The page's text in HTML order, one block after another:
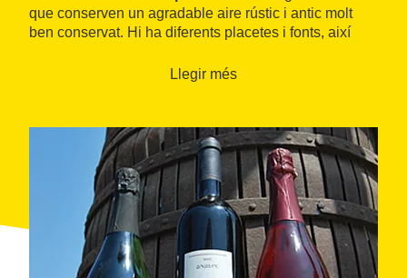
que conserven un agradable aire rústic i antic molt
ben conservat. Hi ha diferents placetes i fonts, així
font dels Amics de Nalec o lafont de la Ginesta
Llegir més